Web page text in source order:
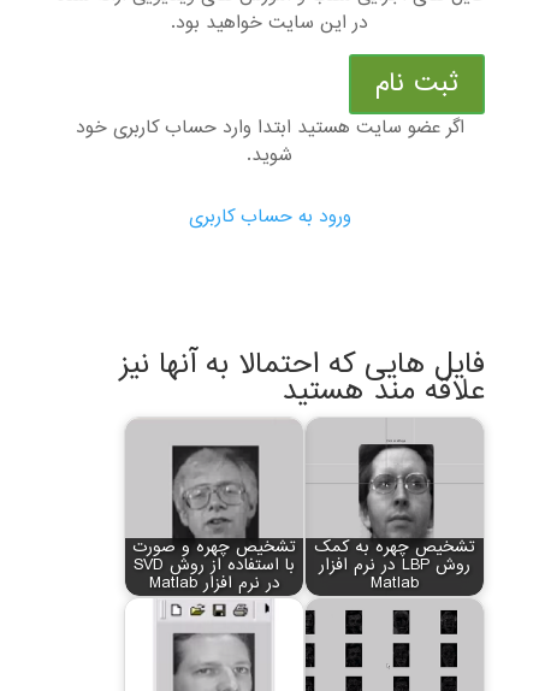
در این سایت خواهید بود.
ثبت نام
اگر عضو سایت هستید ابتدا وارد حساب کاربری خود
شوید.
ورود به حساب کاربری
فایل هایی که احتمالا به آنها نیز
علاقه مند هستید
تشخیص چهره به کمک
روش LBP در نرم افزار
Matlab
تشخیص چهره و صورت
با استفاده از روش SVD
در نرم افزار Matlab